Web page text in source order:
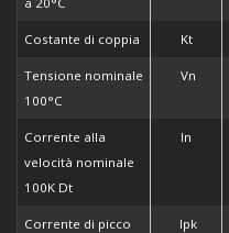
Costante di coppia Kt
Tensione nominale
100°C
Vn
Corrente alla
velocità nominale
100K Dt
In
Corrente di picco Ipk